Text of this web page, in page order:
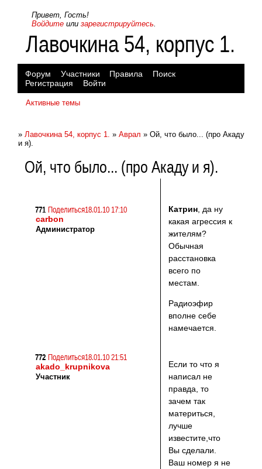
Лавочкина 54, корпус 1.
Форум Участники Правила
Поиск
Регистрация
Войти
Активные темы
Привет, Гость!
Войдите или зарегистрируйтесь.
» Лавочкина 54, корпус 1. » Аврал » Ой, что было... (про Акаду
и я).
Ой, что было... (про Акаду и я).
Поделиться
771
18.01.10 17:10
carbon
Администратор
Катрин, да ну
какая агрессия к
жителям?
Обычная
расстановка
всего по
местам.
Радиоэфир
вполне себе
намечается.
Поделиться
772
18.01.10 21:51
akado_krupnikova
Участник
Если то что я
написал не
правда, то
зачем так
материться,
лучше
известите,что
Вы сделали.
Ваш номер я не